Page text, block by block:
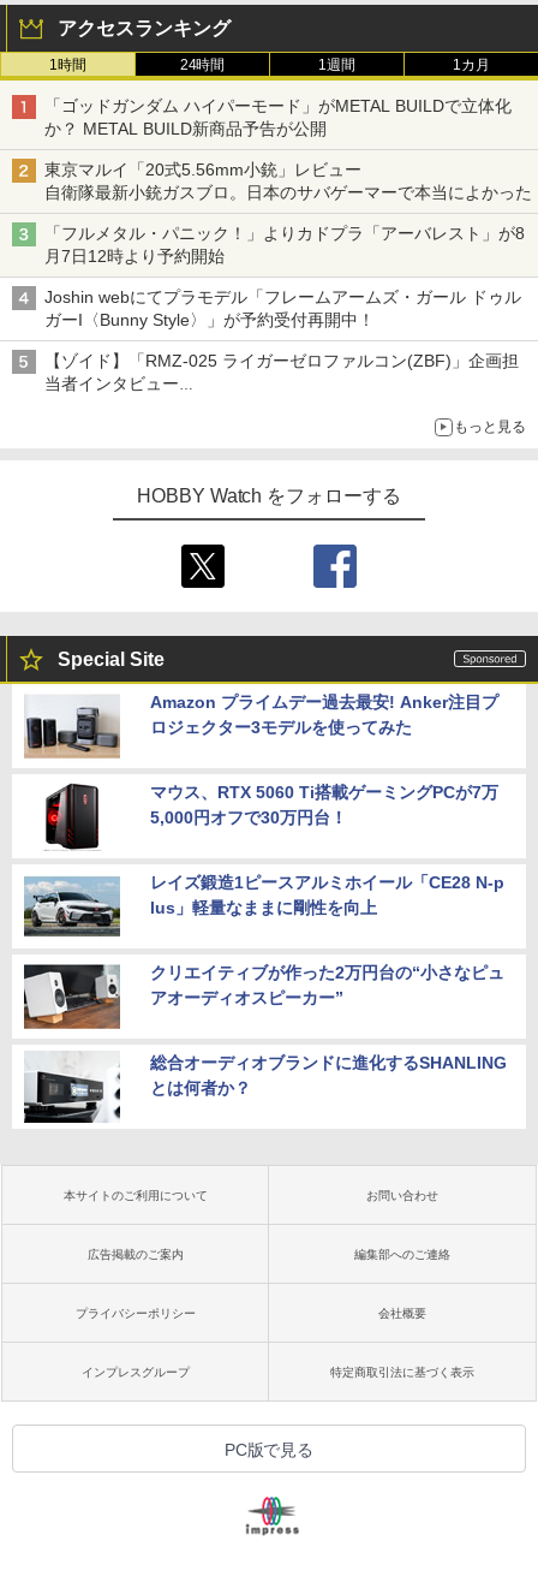
アクセスランキング
1時間 24時間 1週間 1カ月
「ゴッドガンダム ハイパーモード」がMETAL BUILDで立体化
か？ METAL BUILD新商品予告が公開
東京マルイ「20式5.56mm小銃」レビュー
自衛隊最新小銃ガスブロ。日本のサバゲーマーで本当によかった
「フルメタル・パニック！」よりカドプラ「アーバレスト」が8
月7日12時より予約開始
Joshin webにてプラモデル「フレームアームズ・ガール ドゥル
ガーI〈Bunny Style〉」が予約受付再開中！
【ゾイド】「RMZ-025 ライガーゼロファルコン(ZBF)」企画担
当者インタビュー
もっと見る
HOBBY Watch をフォローする
Special Site
Amazon プライムデー過去最安! Anker注目プ
ロジェクター3モデルを使ってみた
マウス、RTX 5060 Ti搭載ゲーミングPCが7万
5,000円オフで30万円台！
レイズ鍛造1ピースアルミホイール「CE28 N-p
lus」軽量なままに剛性を向上
クリエイティブが作った2万円台の“小さなピュ
アオーディオスピーカー”
総合オーディオブランドに進化するSHANLING
とは何者か？
本サイトのご利用について お問い合わせ
広告掲載のご案内 編集部へのご連絡
プライバシーポリシー 会社概要
インプレスグループ 特定商取引法に基づく表示
PC版で見る